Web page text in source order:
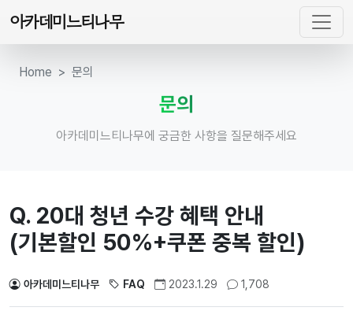
아카데미느티나무
Home 문의
문의
아카데미느티나무에 궁금한 사항을 질문해주세요
Q. 20대 청년 수강 혜택 안내
(기본할인 50%+쿠폰 중복 할인)
아카데미느티나무 FAQ 2023.1.29 1,708